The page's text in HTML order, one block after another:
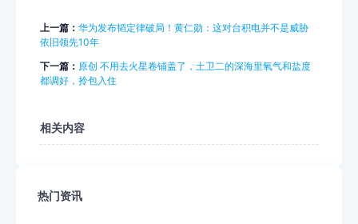
上一篇： 华为发布韬定律破局！黄仁勋：这对台积电并不是威胁
依旧领先10年
下一篇： 原创 不用去火星卷铺盖了，土卫二的深海里氧气和盐度
都调好，拎包入住
相关内容
热门资讯